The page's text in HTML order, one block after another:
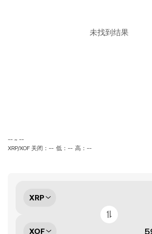
未找到结果
-- ~ --
XRP/XOF 关闭：-- 低：-- 高：--
XRP
XOF